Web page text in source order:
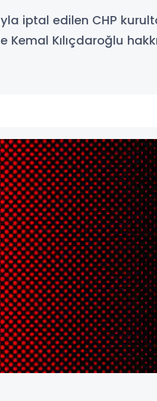
iptal edilen CHP
Kemal Kılıçdaroğlu